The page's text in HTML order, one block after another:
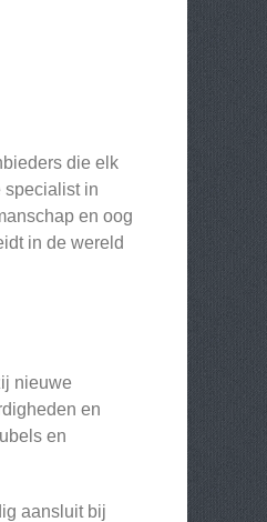
die elk
specialist in
en oog
in de wereld
nieuwe
en
en
aansluit bij